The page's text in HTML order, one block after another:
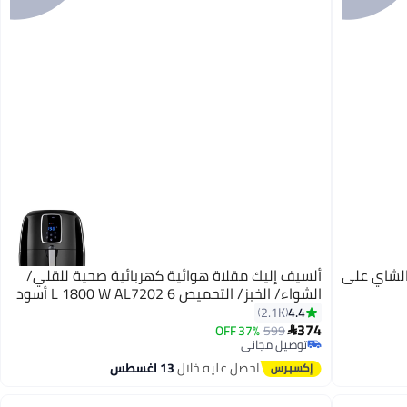
الشاي على ألسيف إليك مقلاة هوائية كهربائية صحية للقلي/
الشواء/ الخبز/ التحميص 6 L 1800 W AL7202 أسود
4.4
2.1K
374
599
37% OFF
توصيل مجاني
توصيل مجانياحصل عليه خلال13 اغسطس